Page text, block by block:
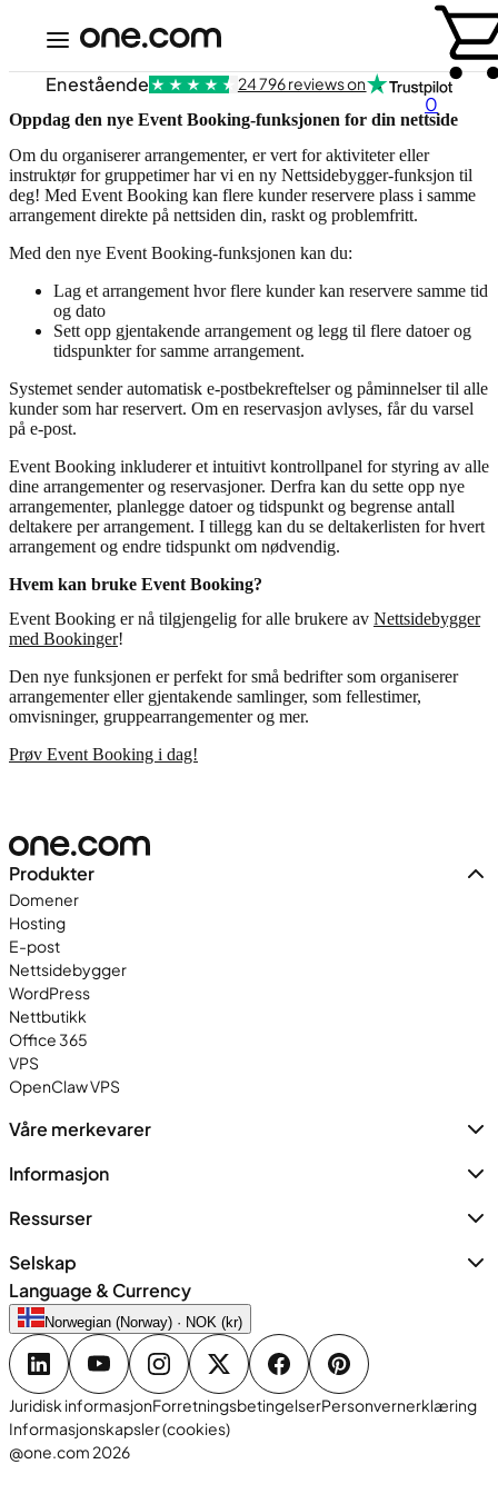
0
Enestående 24 796 reviews on
Oppdag den nye Event Booking-funksjonen for din nettside
Om du organiserer arrangementer, er vert for aktiviteter eller
instruktør for gruppetimer har vi en ny Nettsidebygger-funksjon til
deg! Med Event Booking kan flere kunder reservere plass i samme
arrangement direkte på nettsiden din, raskt og problemfritt.
Med den nye Event Booking-funksjonen kan du:
Lag et arrangement hvor flere kunder kan reservere samme tid
og dato
Sett opp gjentakende arrangement og legg til flere datoer og
tidspunkter for samme arrangement.
Systemet sender automatisk e-postbekreftelser og påminnelser til alle
kunder som har reservert. Om en reservasjon avlyses, får du varsel
på e-post.
Event Booking inkluderer et intuitivt kontrollpanel for styring av alle
dine arrangementer og reservasjoner. Derfra kan du sette opp nye
arrangementer, planlegge datoer og tidspunkt og begrense antall
deltakere per arrangement. I tillegg kan du se deltakerlisten for hvert
arrangement og endre tidspunkt om nødvendig.
Hvem kan bruke Event Booking?
Event Booking er nå tilgjengelig for alle brukere av Nettsidebygger
med Bookinger!
Den nye funksjonen er perfekt for små bedrifter som organiserer
arrangementer eller gjentakende samlinger, som fellestimer,
omvisninger, gruppearrangementer og mer.
Prøv Event Booking i dag!
Produkter
Domener
Hosting
E-post
Nettsidebygger
WordPress
Nettbutikk
Office 365
VPS
OpenClaw VPS
Våre merkevarer
Informasjon
Ressurser
Selskap
Language & Currency
Norwegian (Norway) · NOK (kr)
Juridisk informasjonForretningsbetingelserPersonvernerklæring
Informasjonskapsler (cookies)
@one.com 2026